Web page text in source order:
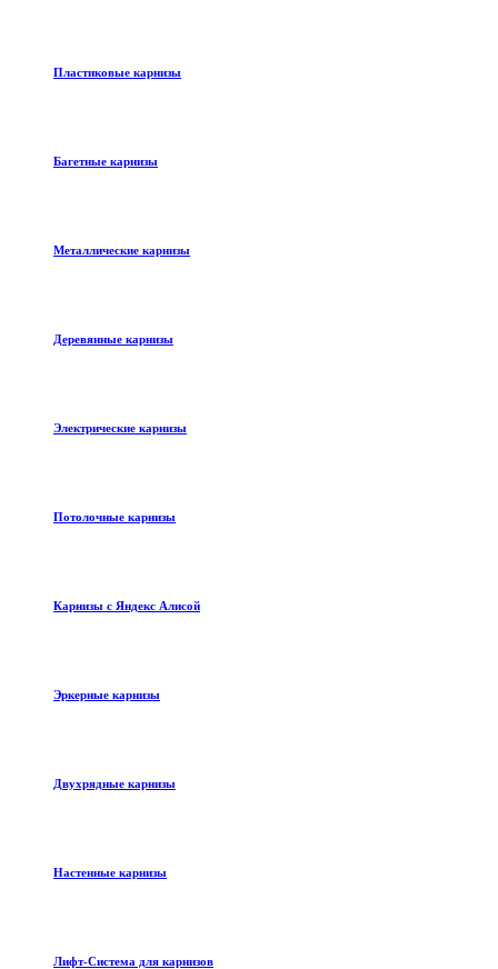
Пластиковые карнизы
Багетные карнизы
Металлические карнизы
Деревянные карнизы
Электрические карнизы
Потолочные карнизы
Карнизы с Яндекс Алисой
Эркерные карнизы
Двухрядные карнизы
Настенные карнизы
Лифт-Система для карнизов